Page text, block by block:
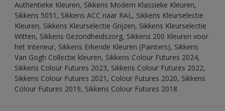
Authentieke Kleuren, Sikkens Modern Klassieke Kleuren,
Sikkens 5051, Sikkens ACC naar RAL, Sikkens Kleurselectie
Kleuren, Sikkens Kleurselectie Grijzen, Sikkens Kleurselectie
Witten, Sikkens Gezondheidszorg, Sikkens 200 Kleuren voor
het Interieur, Sikkens Erkende Kleuren (Painters), Sikkens
Van Gogh Collectie kleuren, Sikkens Colour Futures 2024,
Sikkens Colour Futures 2023, Sikkens Colour Futures 2022,
Sikkens Colour Futures 2021, Colour Futures 2020, Sikkens
Colour Futures 2019, Sikkens Colour Futures 2018